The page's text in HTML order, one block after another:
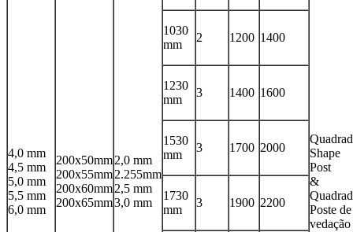
4,0 mm
4,5 mm
5,0 mm
5,5 mm
6,0 mm
200x50mm
200x55mm
200x60mm
200x65mm
2,0 mm
2.255mm
2,5 mm
3,0 mm
Shape
Post
&
Poste de
vedação
1030
mm
2 1200 1400
1230
mm
3 1400 1600
1530
mm
3 1700 2000
1730
mm
3 1900 2200